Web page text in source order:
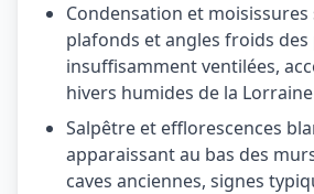
Condensation et
plafonds et angles froids des
insuffisamment ventilées,
hivers humides de la
Salpêtre et efflorescences
apparaissant au bas des
caves anciennes, signes